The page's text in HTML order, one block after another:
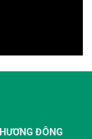
ĐÔNG